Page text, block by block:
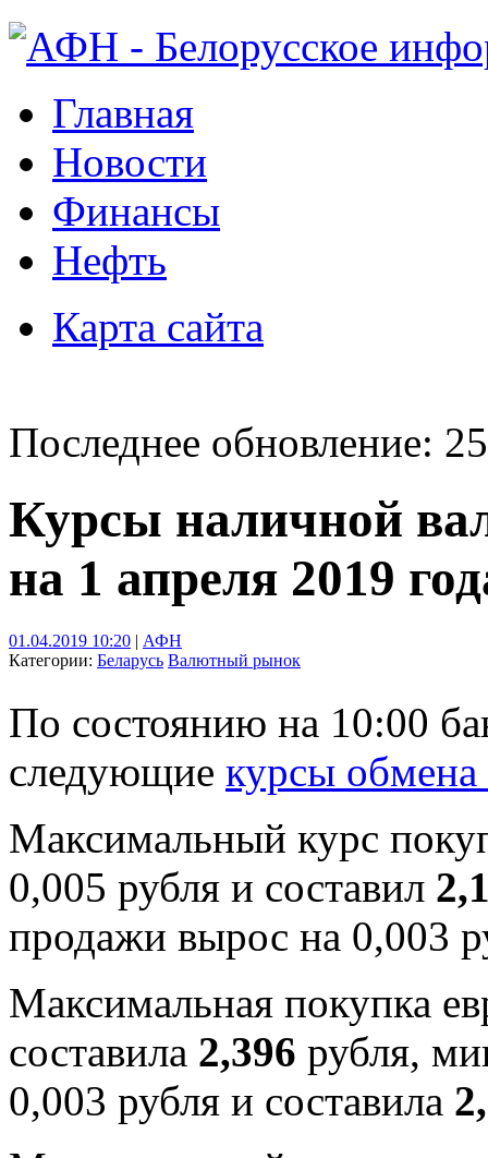
Главная
Новости
Финансы
Нефть
Карта сайта
Последнее обновление:
Курсы наличной
на 1 апреля 2019
01.04.2019 10:20 | АФН
Категории: Беларусь Валютный рынок
По состоянию на 10:00
следующие курсы обмена
Максимальный курс
0,005 рубля и составил
продажи вырос на 0,003
Максимальная покупка
составила 2,396 рубля,
0,003 рубля и составила